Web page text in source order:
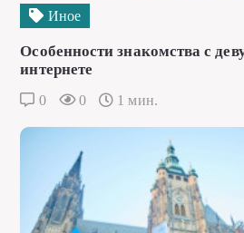
Иное
Особенности знакомства с
интернете
0 0 1 мин.